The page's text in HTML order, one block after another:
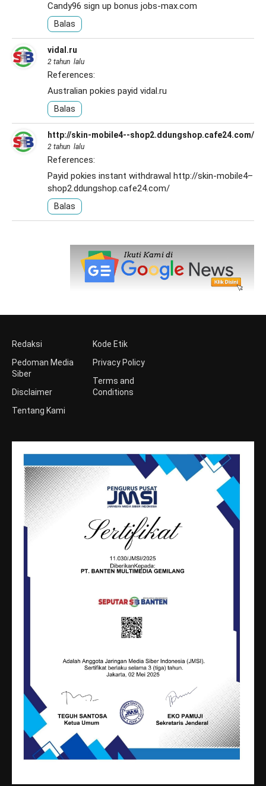
Candy96 sign up bonus jobs-max.com
Balas
vidal.ru
2 tahun lalu
References:
Australian pokies payid vidal.ru
Balas
http://skin-mobile4--shop2.ddungshop.cafe24.com/
2 tahun lalu
References:
Payid pokies instant withdrawal http://skin-mobile4–
shop2.ddungshop.cafe24.com/
Balas
Redaksi
Pedoman Media
Siber
Disclaimer
Tentang Kami
Kode Etik
Privacy Policy
Terms and
Conditions